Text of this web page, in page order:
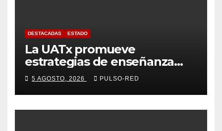
DESTACADAS ESTADO
La UATx promueve
estrategias de enseñanza
centradas en el contexto de
sus estudiantes
5 AGOSTO, 2026 PULSO-RED